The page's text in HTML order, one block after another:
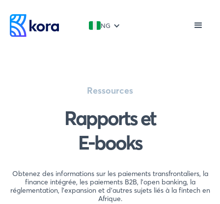
NG
Ressources
Rapports et
E-books
Obtenez des informations sur les paiements transfrontaliers, la
finance intégrée, les paiements B2B, l'open banking, la
réglementation, l'expansion et d'autres sujets liés à la fintech en
Afrique.